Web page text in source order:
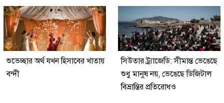
শুভেচ্ছার অর্থ যখন হিসাবের খাতায়
বন্দী
সিউতার ট্র্যাজেডি: সীমান্ত ভেঙেছে
শুধু মানুষ নয়, ভেঙেছে ডিজিটাল
বিভ্রান্তির প্রতিরোধও